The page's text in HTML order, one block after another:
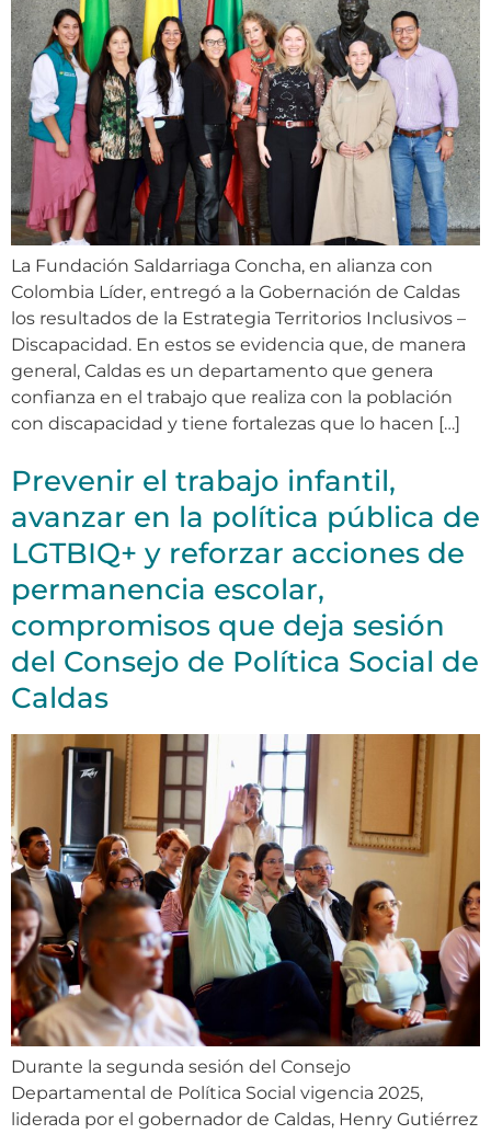
La Fundación Saldarriaga Concha, en alianza con
Colombia Líder, entregó a la Gobernación de Caldas
los resultados de la Estrategia Territorios Inclusivos –
Discapacidad. En estos se evidencia que, de manera
general, Caldas es un departamento que genera
confianza en el trabajo que realiza con la población
con discapacidad y tiene fortalezas que lo hacen […]
Prevenir el trabajo infantil,
avanzar en la política pública de
LGTBIQ+ y reforzar acciones de
permanencia escolar,
compromisos que deja sesión
del Consejo de Política Social de
Caldas
Durante la segunda sesión del Consejo
Departamental de Política Social vigencia 2025,
liderada por el gobernador de Caldas, Henry Gutiérrez